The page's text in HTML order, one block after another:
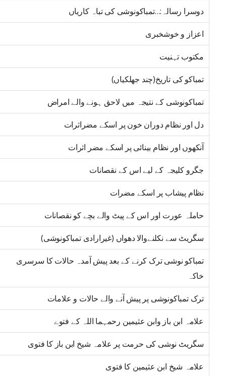
دوسرا رسالہ:…تمباکونوشی کی تباہ کاریاں
اعزاز و خوشخبری
مکتوب تہنیت
تمباکو کی تاریخ(چند جھلکیاں)
تمباکونوشی کے نتیجہ میں لاحق ہونے والے امراض
دل اور نظام دوران خون پر اسکے مضراثرات
آنکھوں اور نظام بینائی پر اسکے مضر اثرات
جگرو کلیجہ کے لیے اس کے نقصانات
نظام پیشاب پر اسکے مضرات
حاملہ عورت اور اس کے پیٹ والے بچے کو نقصانات
سگریٹ سے نکلنےوالا دھواں (غیرارادی تمباکونوشی)
تمباکو نوشی ترک کرنے کے بعد پیش آمدہ حالات کا سرسری
خاکہ
ترک تمباکونوشی پر پیش آنے والے حالات و علامات
علامہ ابن باز وابن عثیمین رحمہما اللہ کے فتوے
سگریٹ نوشی کی حرمت پر علامہ شیخ ابن باز کا فتوی
علامہ شیخ ابن عثیمین کا فتوی